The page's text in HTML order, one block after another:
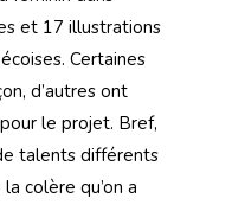
et 17 illustrations
Certaines
d’autres ont
le projet. Bref,
talents différents
colère qu’on a